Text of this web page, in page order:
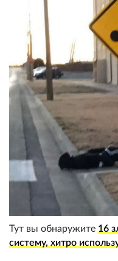
Тут вы обнаружите 16
систему, хитро